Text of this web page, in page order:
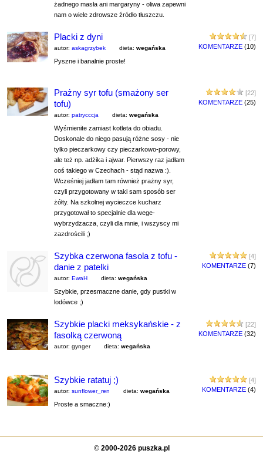
żadnego masła ani margaryny - oliwa zapewni
nam o wiele zdrowsze źródło tłuszczu.
[7]
KOMENTARZE (10)
Placki z dyni
autor: askagrzybek dieta: wegańska
Pyszne i banalnie proste!
[22]
KOMENTARZE (25)
Prażny syr tofu (smażony ser
tofu)
autor: patrycccja dieta: wegańska
Wyśmienite zamiast kotleta do obiadu.
Doskonale do niego pasują różne sosy - nie
tylko pieczarkowy czy pieczarkowo-porowy,
ale też np. adżika i ajwar. Pierwszy raz jadłam
coś takiego w Czechach - stąd nazwa :).
Wcześniej jadłam tam również prażny syr,
czyli przygotowany w taki sam sposób ser
żółty. Na szkolnej wycieczce kucharz
przygotował to specjalnie dla wege-
wybrzydzacza, czyli dla mnie, i wszyscy mi
zazdrościli ;)
[4]
KOMENTARZE (7)
Szybka czerwona fasola z tofu -
danie z patelki
autor: EwaH dieta: wegańska
Szybkie, przesmaczne danie, gdy pustki w
lodówce ;)
[22]
KOMENTARZE (32)
Szybkie placki meksykańskie - z
fasolką czerwoną
autor: gynger dieta: wegańska
[4]
KOMENTARZE (4)
Szybkie ratatuj ;)
autor: sunflower_ren dieta: wegańska
Proste a smaczne:)
© 2000-2026 puszka.pl